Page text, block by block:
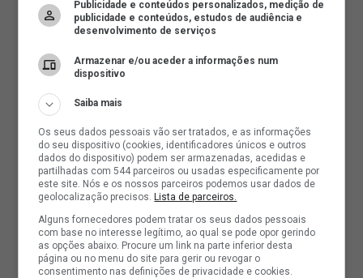
Publicidade e conteúdos personalizados, medição de
publicidade e conteúdos, estudos de audiência e
desenvolvimento de serviços
Armazenar e/ou aceder a informações num
dispositivo
Saiba mais
Os seus dados pessoais vão ser tratados, e as informações
do seu dispositivo (cookies, identificadores únicos e outros
dados do dispositivo) podem ser armazenadas, acedidas e
partilhadas com 544 parceiros ou usadas especificamente por
este site. Nós e os nossos parceiros podemos usar dados de
geolocalização precisos.Lista de parceiros.
Alguns fornecedores podem tratar os seus dados pessoais
com base no interesse legítimo, ao qual se pode opor gerindo
as opções abaixo. Procure um link na parte inferior desta
página ou no menu do site para gerir ou revogar o
consentimento nas definições de privacidade e cookies.